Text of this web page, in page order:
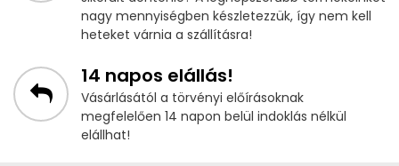
nagy mennyiségben készletezzük, így nem kell
heteket várnia a szállításra!
14 napos elállás!
Vásárlásától a törvényi előírásoknak
megfelelően 14 napon belül indoklás nélkül
elállhat!